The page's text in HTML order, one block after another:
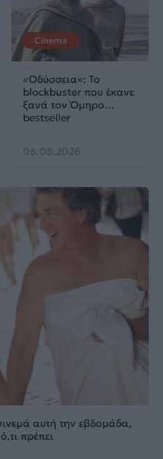
Cinema
«Οδύσσεια»: Το
blockbuster που έκανε
ξανά τον Όμηρο…
bestseller
06.08.2026
αυτή την εβδομάδα,
πρέπει